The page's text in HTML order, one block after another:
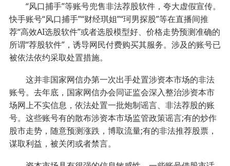
“风口捕手”等账号兜售非法荐股软件，夸大虚假宣传。
快手账号“风口捕手”“财经琪姐”“珂男探股”等在直播间推
荐“高效AI选股软件”或者选股模型好、价格走势预测准确的
所谓“荐股软件”，诱导网民付费购买其服务。涉及的账号已
被依法依约采取处置措施。
这并非国家网信办第一次出手处置涉资本市场的非法
账号。去年底，国家网信办会同证监会深入整治涉资本市
场网上不实信息，依法处置一批炮制谣言、非法荐股的账
号。这些账号有的散布涉资本市场监管政策谣言;有的炒作
股市走势，随意预测涨跌，博取流量;有的非法推荐股票，
谋取利益，被关闭或者禁言。